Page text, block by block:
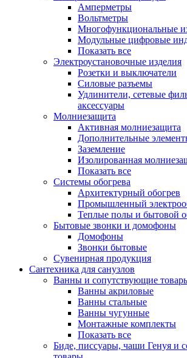
Амперметры
Вольтметры
Многофункциональные
Модульные цифровые
Показать все
Электроустановочные изделия
Розетки и выключатели
Силовые разъемы
Удлинители, сетевые
аксессуары
Молниезащита
Активная молниезащита
Дополнительные
Заземление
Изолированная
Показать все
Системы обогрева
Архитектурный обогрев
Промышленный
Теплые полы и бытовой
Бытовые звонки и домофоны
Домофоны
Звонки бытовые
Сувенирная продукция
Сантехника для санузлов
Ванны и сопутствующие
Ванны акриловые
Ванны стальные
Ванны чугунные
Монтажные комплекты
Показать все
Биде, писсуары, чаши Генуя и